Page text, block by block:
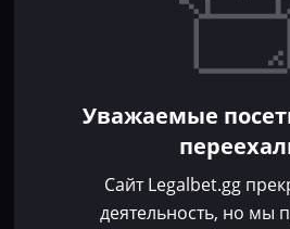
CS 2
Фрибеты
Без депозита
Уважаемые
Сайт Legalbet.gg
деятельность, но мы